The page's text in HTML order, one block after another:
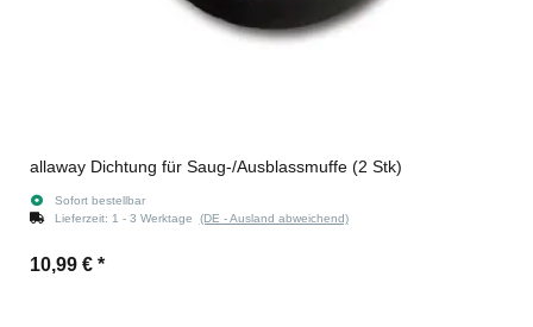
allaway Dichtung für Saug-/Ausblassmuffe (2 Stk)
Sofort bestellbar
Lieferzeit: 1 - 3 Werktage (DE - Ausland abweichend)
10,99 € *